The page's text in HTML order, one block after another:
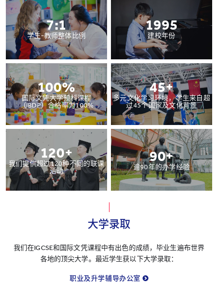
7:1
学生-教师整体比例
1995
建校年份
100%
国际文凭大学预科课程
（IBDP）合格率为100%
45+
多元文化学习环境，学生来自超
过45个国家及文化背景
120+
我们提供超过120种不同的联课
活动
90+
逾90年的办学经验
大学录取
我们在IGCSE和国际文凭课程中有出色的成绩，毕业生遍布世界
各地的顶尖大学。最近学生获以下大学录取：
职业及升学辅导办公室